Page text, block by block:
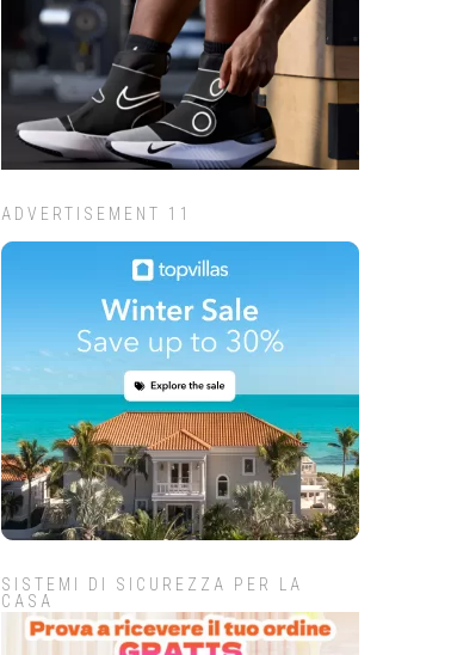
ADVERTISEMENT 11
SISTEMI DI SICUREZZA PER LA
CASA